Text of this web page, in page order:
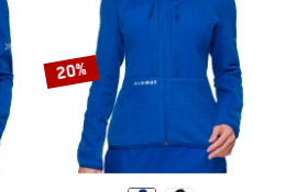
20%